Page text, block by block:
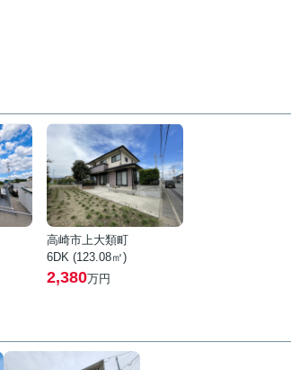
高崎市上大類町
6DK (123.08㎡)
2,380万円